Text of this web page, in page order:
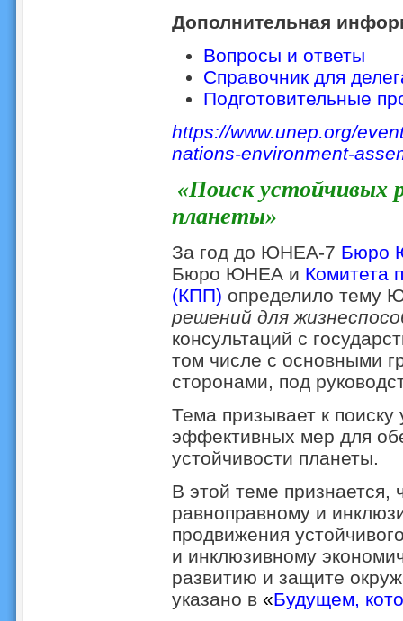
Дополнительная
Вопросы и ответы
Справочник для
Подготовительные
https://www.unep.org/
nations-environment-
«Поиск устойчивых
планеты»
За год до ЮНЕА-7 Бюро
Бюро ЮНЕА и Комитета
(КПП) определило тему
решений для
консультаций с
том числе с основными
сторонами, под
Тема призывает к
эффективных мер для
устойчивости планеты.
В этой теме признается,
равноправному и
продвижения
и инклюзивному
развитию и защите
указано в «Будущем,